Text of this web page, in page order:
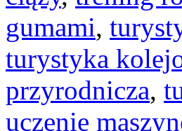
gumami,
turystyka
przyrodnicza,
uczenie